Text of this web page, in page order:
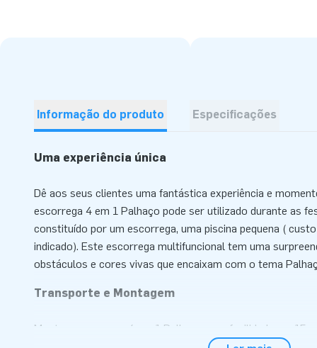
Informação do produto Especificações
Uma experiência única
Dê aos seus clientes uma fantástica experiência e
escorrega 4 em 1 Palhaço pode ser utilizado durante as
constituído por um escorrega, uma piscina pequena (
indicado). Este escorrega multifuncional tem uma
obstáculos e cores vivas que encaixam com o tema
Transporte e Montagem
Monte o escorrega 4 em 1 Palhaço com facilidade em 15